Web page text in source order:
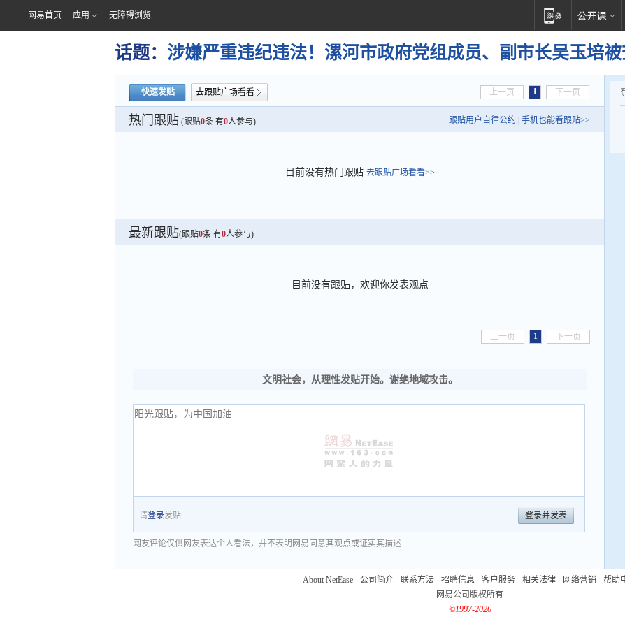
网易首页 应用 无障碍浏览
话题： 涉嫌严重违纪违法！漯河市政府党组成员、副市长吴玉培
快速发贴 去跟贴广场看看 上一页 1 下一页
热门跟贴 (跟贴0条 有0人参与) 跟贴用户自律公约 手机也能看跟贴>>
目前没有热门跟贴 去跟贴广场看看>>
最新跟贴(跟贴0条 有0人参与)
目前没有跟贴，欢迎你发表观点
上一页 1 下一页
文明社会，从理性发贴开始。谢绝地域攻击。
请登录发贴 登录并发表
网友评论仅供网友表达个人看法，并不表明网易同意其观点或证实其描述
About NetEase - 公司简介 - 联系方法 - 招聘信息 - 客户服务 - 相关法律 - 网络营销 - 帮助
网易公司版权所有
©1997-2026